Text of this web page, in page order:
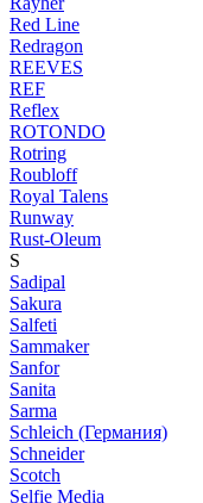
Red Line
Redragon
REEVES
REF
Reflex
ROTONDO
Rotring
Roubloff
Royal Talens
Runway
Rust-Oleum
S
Sadipal
Sakura
Salfeti
Sammaker
Sanfor
Sanita
Sarma
Schleich (Германия)
Schneider
Scotch
Selfie Media